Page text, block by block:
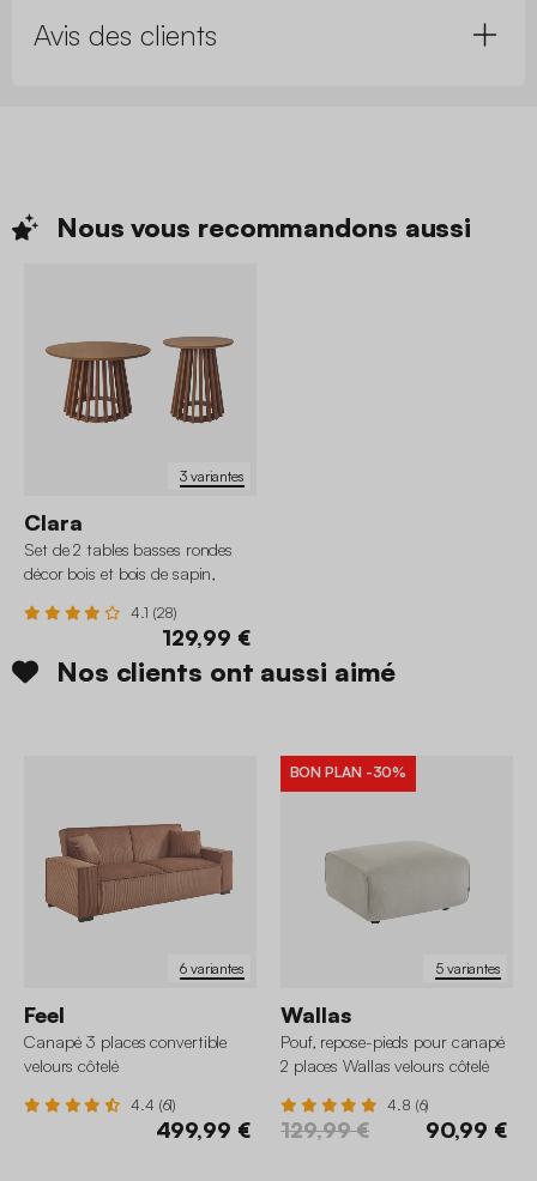
Avis des clients
Nous vous recommandons aussi
3 variantes
Clara
Set de 2 tables basses rondes
décor bois et bois de sapin,
4.1 (28)
129,99 €
Nos clients ont aussi aimé
6 variantes
Feel
Canapé 3 places convertible
velours côtelé
4.4 (61)
499,99 €
5 variantes
BON PLAN -30%
Wallas
Pouf, repose-pieds pour canapé
2 places Wallas velours côtelé
4.8 (6)
129,99 € 90,99 €